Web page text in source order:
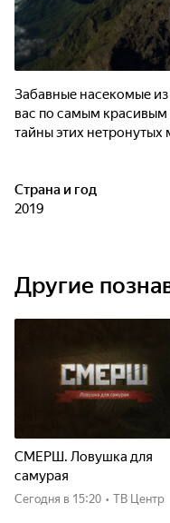
Забавные насекомые
вас по самым
тайны этих нетронутых
Страна и год
2019
Другие
СМЕРШ. Ловушка для
самурая
Сегодня в 15:20 • ТВ Центр